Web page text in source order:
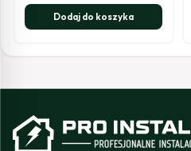
Dodaj do koszyka